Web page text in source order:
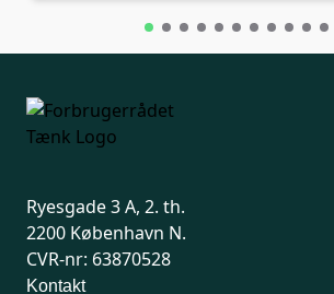
Ryesgade 3 A, 2. th.
2200 København N.
CVR-nr: 63870528
Kontakt